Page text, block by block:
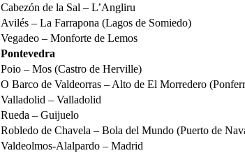
Cabezón de la Sal – L’Angliru
Avilés – La Farrapona (Lagos de Somiedo)
Vegadeo – Monforte de Lemos
Pontevedra
Poio – Mos (Castro de Herville)
O Barco de Valdeorras – Alto de El Morredero
Valladolid – Valladolid
Rueda – Guijuelo
Robledo de Chavela – Bola del Mundo (Puerto de
Valdeolmos-Alalpardo – Madrid